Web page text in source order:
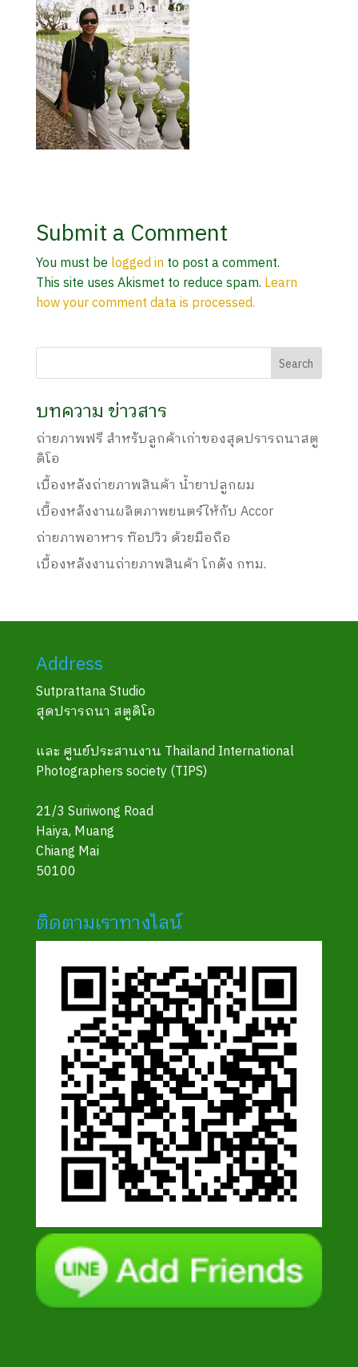
Submit a Comment
You must be logged into post a comment.
This site uses Akismet to reduce spam. Learn
how your comment data is processed.
บทความ ข่าวสาร
ถ่ายภาพฟรี สำหรับลูกค้าเก่าของสุดปรารถนาสตู
ดิโอ
เบื้องหลังถ่ายภาพสินค้า น้ำยาปลูกผม
เบื้องหลังงานผลิตภาพยนตร์ให้กับ Accor
ถ่ายภาพอาหาร ท๊อปวิว ด้วยมือถือ
เบื้องหลังงานถ่ายภาพสินค้า โกดัง กทม.
Address
Sutprattana Studio
สุดปรารถนา สตูดิโอ
และ ศูนย์ประสานงาน Thailand International
Photographers society (TIPS)
21/3 Suriwong Road
Haiya, Muang
Chiang Mai
50100
ติดตามเราทางไลน์